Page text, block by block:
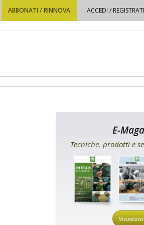
ABBONATI / RINNOVA ACCEDI / REGISTRATI
E-
Tecniche, prodotti e